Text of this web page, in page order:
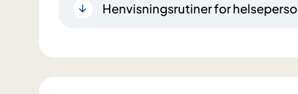
Henvisningsrutiner for